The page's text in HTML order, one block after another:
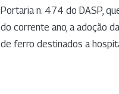
Portaria n. 474 do DASP,
do corrente ano, a adoção
de ferro destinados a